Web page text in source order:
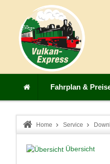
Fahrplan &
Home Service
Übersicht